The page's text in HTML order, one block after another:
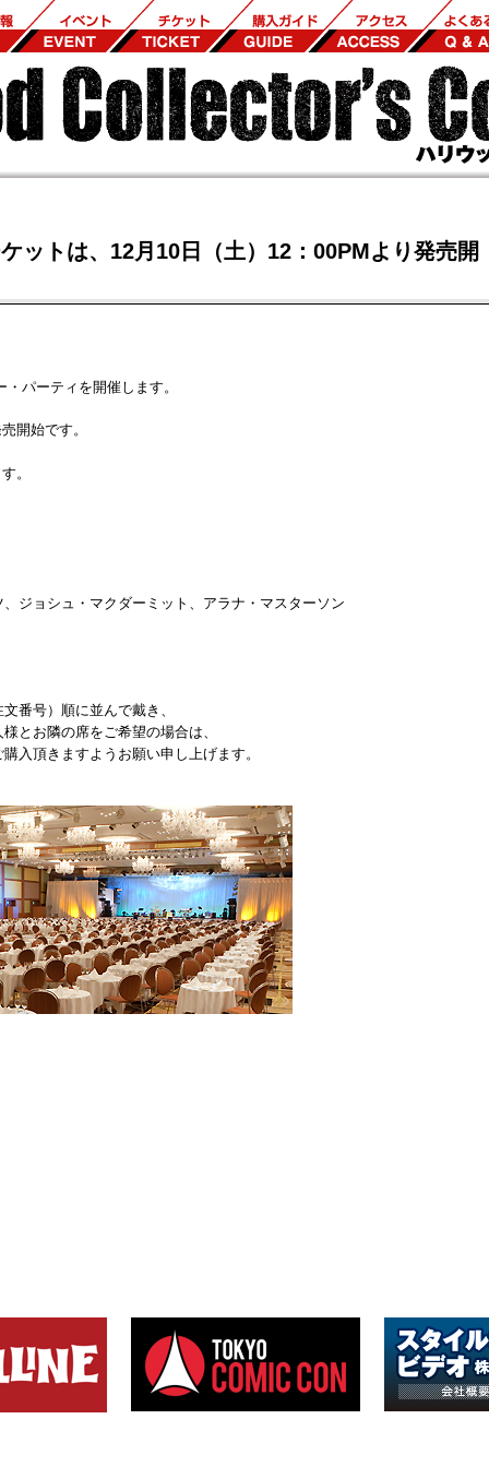
ットは、12月10日（土）12：00PMより発売開
パーティを開催します。
開始です。
。
ジョシュ・マクダーミット、アラナ・マスターソン
番号）順に並んで戴き、
とお隣の席をご希望の場合は、
入頂きますようお願い申し上げます。